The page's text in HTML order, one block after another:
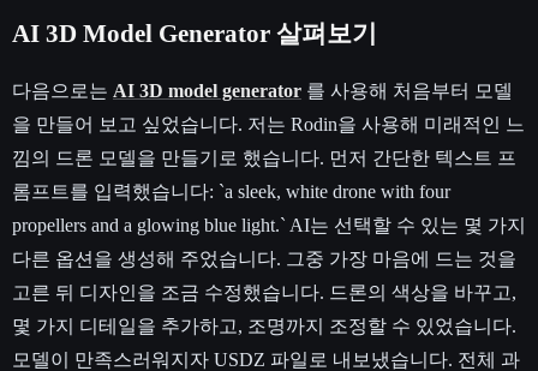
AI 3D Model Generator 살펴보기
다음으로는 AI 3D model generator 를 사용해 처음부터 모델
을 만들어 보고 싶었습니다. 저는 Rodin을 사용해 미래적인 느
낌의 드론 모델을 만들기로 했습니다. 먼저 간단한 텍스트 프
롬프트를 입력했습니다: `a sleek, white drone with four
propellers and a glowing blue light.` AI는 선택할 수 있는 몇 가지
다른 옵션을 생성해 주었습니다. 그중 가장 마음에 드는 것을
고른 뒤 디자인을 조금 수정했습니다. 드론의 색상을 바꾸고,
몇 가지 디테일을 추가하고, 조명까지 조정할 수 있었습니다.
모델이 만족스러워지자 USDZ 파일로 내보냈습니다. 전체 과